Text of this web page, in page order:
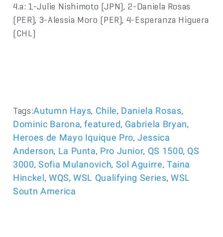
4.a: 1-Julie Nishimoto (JPN), 2-Daniela Rosas
(PER), 3-Alessia Moro (PER), 4-Esperanza Higuera
(CHL)
Tags:Autumn Hays, Chile, Daniela Rosas,
Dominic Barona,featured, Gabriela Bryan,
Heroes de Mayo Iquique Pro,Jessica
Anderson, La Punta, Pro Junior, QS 1500, QS
3000,Sofia Mulanovich, Sol Aguirre, Taina
Hinckel, WQS,WSL Qualifying Series, WSL
Soutn America